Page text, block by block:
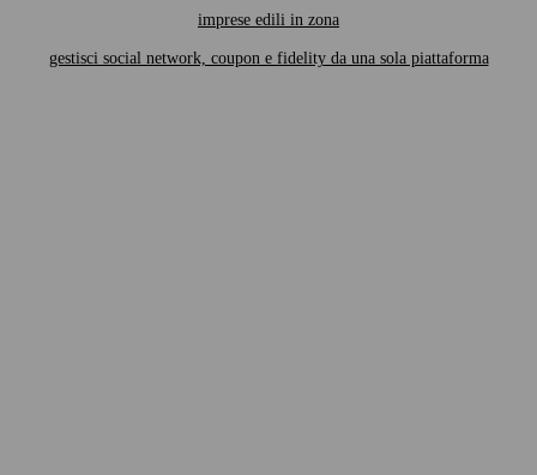
imprese edili in zona
gestisci social network, coupon e fidelity da una sola piattaforma